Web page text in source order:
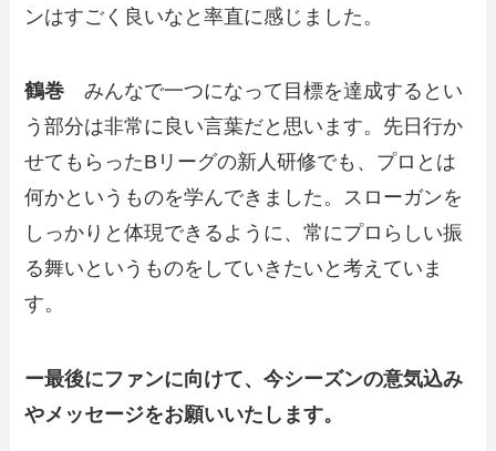
ンはすごく良いなと率直に感じました。
鶴巻 みんなで一つになって目標を達成するとい
う部分は非常に良い言葉だと思います。先日行か
せてもらったBリーグの新人研修でも、プロとは
何かというものを学んできました。スローガンを
しっかりと体現できるように、常にプロらしい振
る舞いというものをしていきたいと考えていま
す。
ー最後にファンに向けて、今シーズンの意気込み
やメッセージをお願いいたします。